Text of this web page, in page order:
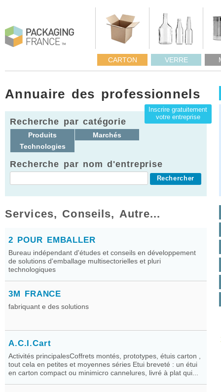
CARTON VERRE
Annuaire des professionnels
Recherche par catégorie
Produits
Marchés
Technologies
Recherche par nom d'entreprise
Inscrire gratuitement
votre entreprise
Services, Conseils, Autre...
2 POUR EMBALLER
Bureau indépendant d'études et conseils en développement
de solutions d'emballage multisectorielles et pluri
technologiques
3M FRANCE
fabriquant e des solutions
A.C.I.Cart
Activités principalesCoffrets montés, prototypes, étuis carton ,
tout cela en petites et moyennes séries Etui breveté : un étui
en carton compact ou minimicro cannelures, livré à plat qui...